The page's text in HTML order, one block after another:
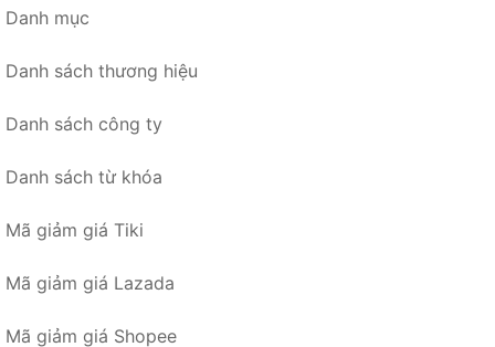
Danh mục
Danh sách thương hiệu
Danh sách công ty
Danh sách từ khóa
Mã giảm giá Tiki
Mã giảm giá Lazada
Mã giảm giá Shopee